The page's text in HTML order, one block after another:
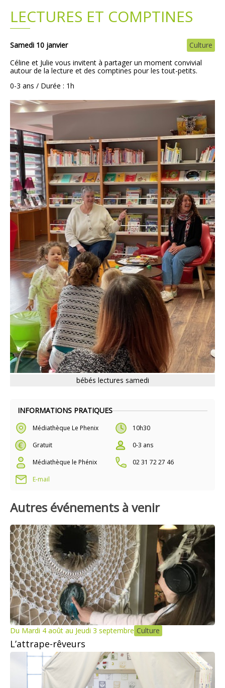
INFORMATIONS PRATIQUES
Médiathèque Le Phenix
10h30
Gratuit
0-3 ans
Médiathèque le Phénix
02 31 72 27 46
E-mail
LECTURES ET COMPTINES
Samedi 10 janvier
Culture
Céline et Julie vous invitent à partager un moment convivial
autour de la lecture et des comptines pour les tout-petits.
0-3 ans / Durée : 1h
bébés lectures samedi
Autres événements à venir
Du Mardi 4 août au Jeudi 3 septembre Culture
L’attrape-rêveurs
Plans
Demandes légales
Emploi
Grands projets